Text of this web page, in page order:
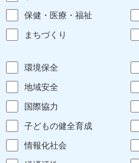
保健・医療・福祉
まちづくり
環境保全
地域安全
国際協力
子どもの健全育成
情報化社会